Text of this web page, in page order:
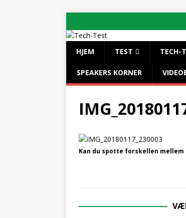
HJEM TEST TECH-
SPEAKERS KORNER
Kan du spotte forskellen mellem